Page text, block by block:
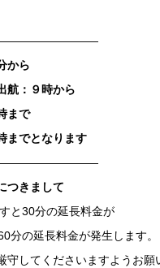
から
航：９時から
まで
までとなります
つきまして
と30分の延長料金が
分の延長料金が発生します。
してくださいますようお願